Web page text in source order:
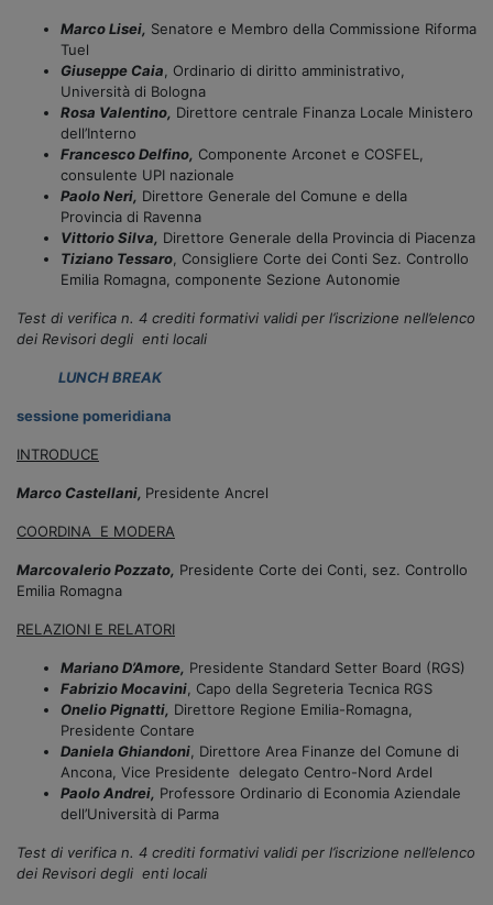
Marco Lisei, Senatore e Membro della Commissione Riforma
Tuel
Giuseppe Caia , Ordinario di diritto amministrativo,
Università di Bologna
Rosa Valentino, Direttore centrale Finanza Locale Ministero
dell’Interno
Francesco Delfino, Componente Arconet e COSFEL,
consulente UPI nazionale
Paolo Neri, Direttore Generale del Comune e della
Provincia di Ravenna
Vittorio Silva, Direttore Generale della Provincia di Piacenza
Tiziano Tessaro , Consigliere Corte dei Conti Sez. Controllo
Emilia Romagna, componente Sezione Autonomie
Test di verifica n. 4 crediti formativi validi per l’iscrizione nell’elenco
dei Revisori degli enti locali
LUNCH BREAK
sessione pomeridiana
INTRODUCE
Marco Castellani, Presidente Ancrel
COORDINA E MODERA
Marcovalerio Pozzato, Presidente Corte dei Conti, sez. Controllo
Emilia Romagna
RELAZIONI E RELATORI
Mariano D’Amore, Presidente Standard Setter Board (RGS)
Fabrizio Mocavini , Capo della Segreteria Tecnica RGS
Onelio Pignatti, Direttore Regione Emilia-Romagna,
Presidente Contare
Daniela Ghiandoni , Direttore Area Finanze del Comune di
Ancona, Vice Presidente delegato Centro-Nord Ardel
Paolo Andrei, Professore Ordinario di Economia Aziendale
dell’Università di Parma​
Test di verifica n. 4 crediti formativi validi per l’iscrizione nell’elenco
dei Revisori degli enti locali